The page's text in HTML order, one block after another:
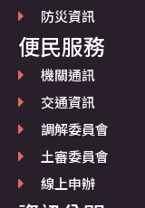
防災資訊
便民服務
機關通訊
交通資訊
調解委員會
土審委員會
線上申辦